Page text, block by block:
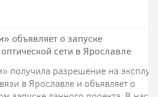
объявляет о запуске
сети в Ярославле
получила разрешение на
в Ярославле и объявляет о